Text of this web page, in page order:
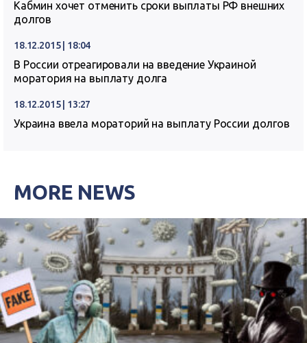
Кабмин хочет отменить сроки выплаты РФ внешних
долгов
18.12.2015 | 18:04
В России отреагировали на введение Украиной
моратория на выплату долга
18.12.2015 | 13:27
Украина ввела мораторий на выплату России долгов
MORE NEWS